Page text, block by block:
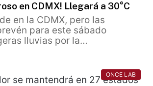
en CDMX! Llegará a 30°C
en la CDMX, pero las
para este sábado
lluvias por la…
ONCE LAB